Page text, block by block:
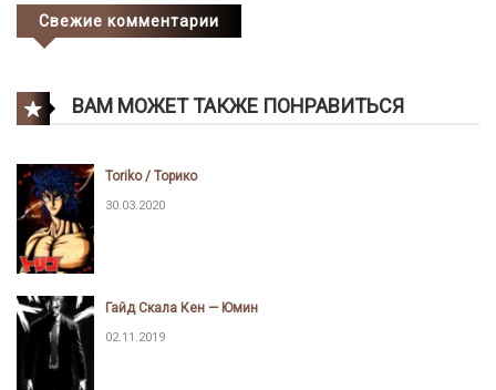
Свежие комментарии
ВАМ МОЖЕТ ТАКЖЕ ПОНРАВИТЬСЯ
Toriko / Торико
30.03.2020
Гайд Скала Кен — Юмин
02.11.2019